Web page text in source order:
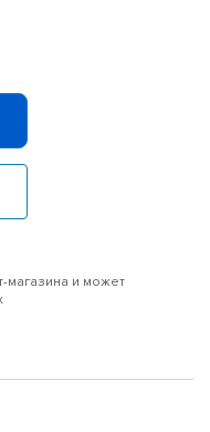
магазина и может